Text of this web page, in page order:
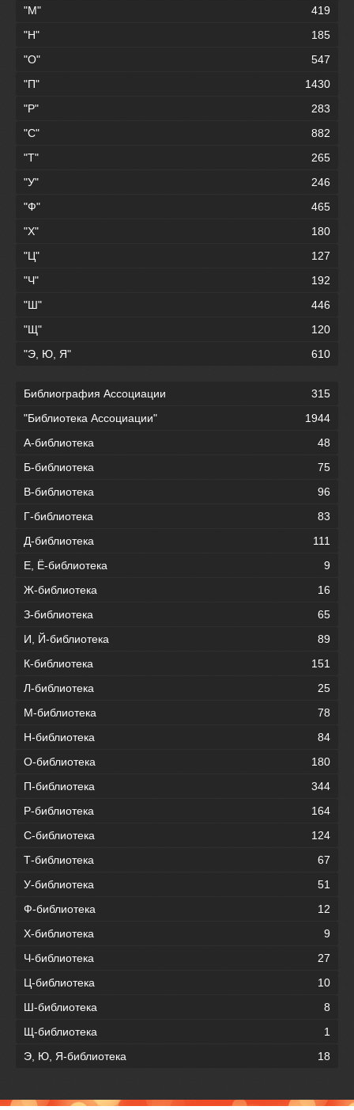
"М"
419
"Н"
185
"О"
547
"П"
1430
"Р"
283
"С"
882
"Т"
265
"У"
246
"Ф"
465
"Х"
180
"Ц"
127
"Ч"
192
"Ш"
446
"Щ"
120
"Э, Ю, Я"
610
Библиография Ассоциации
315
"Библиотека Ассоциации"
1944
А-библиотека
48
Б-библиотека
75
В-библиотека
96
Г-библиотека
83
Д-библиотека
111
Е, Ё-библиотека
9
Ж-библиотека
16
З-библиотека
65
И, Й-библиотека
89
К-библиотека
151
Л-библиотека
25
М-библиотека
78
Н-библиотека
84
О-библиотека
180
П-библиотека
344
Р-библиотека
164
С-библиотека
124
Т-библиотека
67
У-библиотека
51
Ф-библиотека
12
Х-библиотека
9
Ч-библиотека
27
Ц-библиотека
10
Ш-библиотека
8
Щ-библиотека
1
Э, Ю, Я-библиотека
18